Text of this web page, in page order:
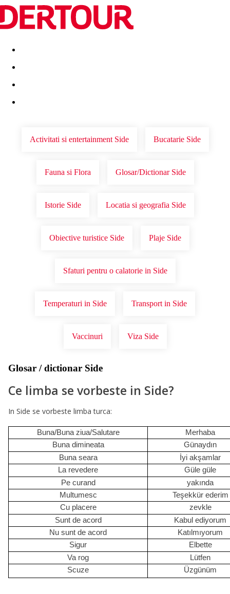
Destinatii Vacanta perfecta OFERTE DE NERATAT
Activitati si entertainment Side Bucatarie Side
Fauna si Flora Glosar/Dictionar Side
Istorie Side Locatia si geografia Side
Obiective turistice Side Plaje Side
Sfaturi pentru o calatorie in Side
Temperaturi in Side Transport in Side
Vaccinuri Viza Side
Glosar / dictionar Side
Ce limba se vorbeste in Side?
In Side se vorbeste limba turca:
Buna/Buna ziua/Salutare
Merhaba
Buna dimineata
Günaydın
Buna seara
İyi akşamlar
La revedere
Güle güle
Pe curand
yakında
Multumesc
Teşekkür ederim
Cu placere
zevkle
Sunt de acord
Kabul ediyorum
Nu sunt de acord
Katılmıyorum
Sigur
Elbette
Va rog
Lütfen
Scuze
Üzgünüm